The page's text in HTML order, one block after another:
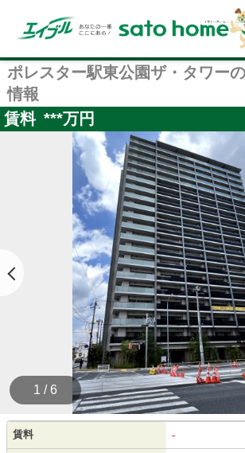
ポレスター駅東公園ザ・タワー
情報
賃料 ***万円
1 / 6
賃料 -